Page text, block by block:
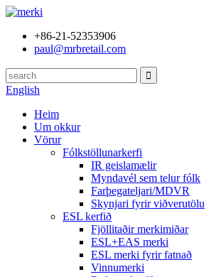
+86-21-52353906
paul@mrbretail.com
English
Heim
Um okkur
Vörur
Fólkstöllunarkerfi
IR geislamælir
Myndavél sem telur fólk
Farþegateljari/MDVR
Skynjari fyrir viðverutölu
ESL kerfið
Fjöllitaðir merkimiðar
ESL+EAS merki
ESL merki fyrir fatnað
Vinnumerki